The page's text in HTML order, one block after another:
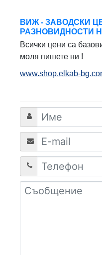
ВИЖ - ЗАВОДСКИ
РАЗНОВИДНОСТИ
Всички цени са
моля пишете ни !
www.shop.elkab-